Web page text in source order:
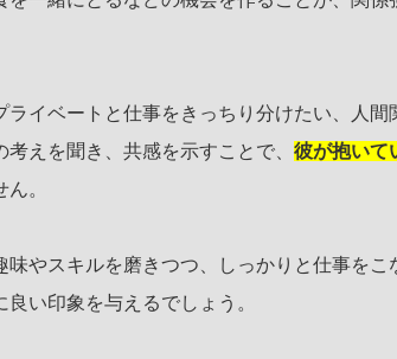
イベートと仕事をきっちり分けたい、人間
えを聞き、共感を示すことで、 彼が抱いて
。
味やスキルを磨きつつ、しっかりと仕事をこ
い印象を与えるでしょう。